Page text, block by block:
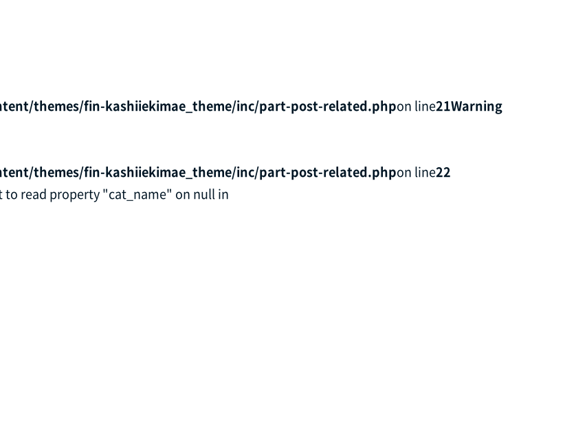
themes/fin-kashiiekimae_theme/inc/part-post-related.phpon line21Warning
themes/fin-kashiiekimae_theme/inc/part-post-related.phpon line22
to read property "cat_name" on null in